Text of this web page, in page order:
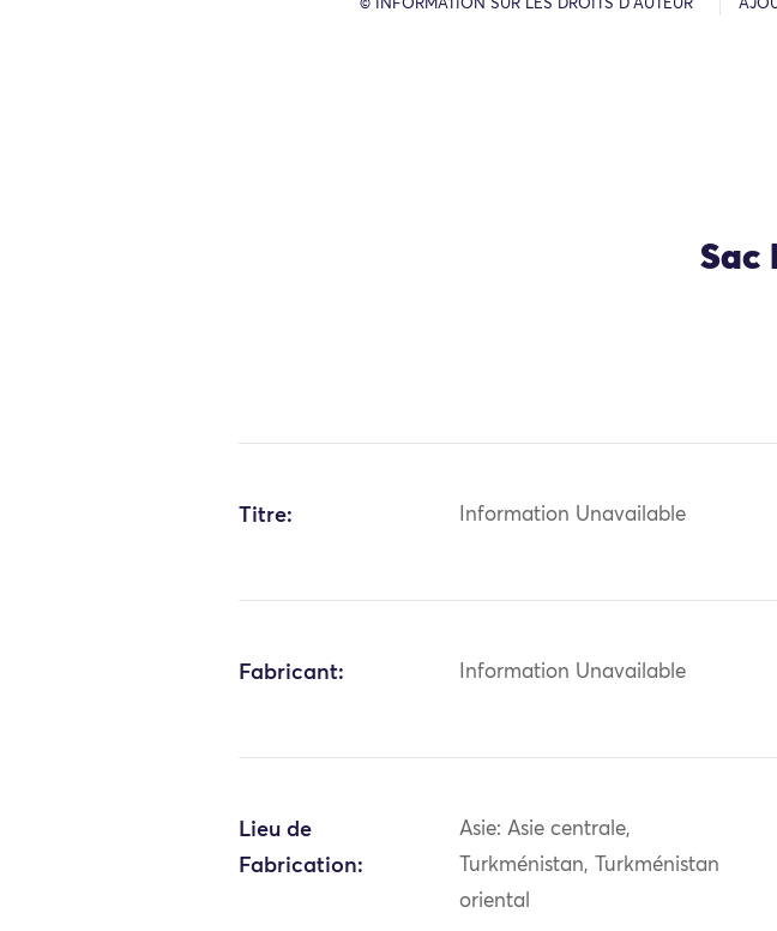
© INFORMATION SUR LES DROITS D’AUTEUR
Sac
Titre: Information Unavailable
Fabricant: Information Unavailable
Lieu de
Fabrication:
Asie: Asie centrale,
Turkménistan, Turkménistan
oriental